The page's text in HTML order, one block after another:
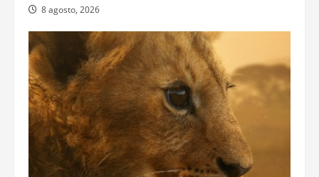
8 agosto, 2026